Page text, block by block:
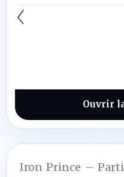
Ouvrir
Iron Prince –